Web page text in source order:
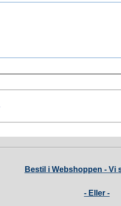
Bestil i Webshoppen - Vi
- Eller -